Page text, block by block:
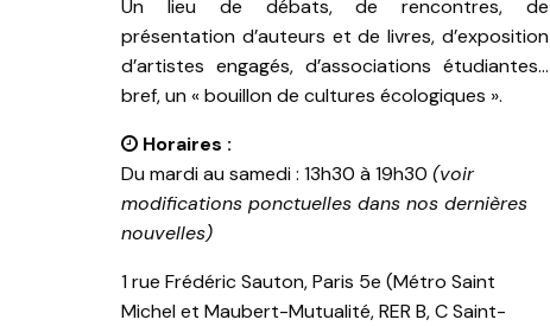
Un lieu de débats, de rencontres, de
présentation d’auteurs et de livres, d’exposition
d’artistes engagés, d’associations étudiantes…
bref, un « bouillon de cultures écologiques ».
Horaires :
Du mardi au samedi : 13h30 à 19h30 (voir
modifications ponctuelles dans nos dernières
nouvelles)
1 rue Frédéric Sauton, Paris 5e (Métro Saint
Michel et Maubert-Mutualité, RER B, C Saint-